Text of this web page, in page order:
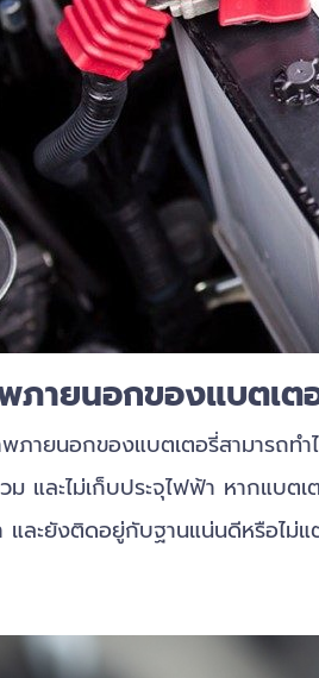
ภายนอกของแบตเต
ยนอกของแบตเตอรี่สามารถทำไ
วม และไม่เก็บประจุไฟฟ้า หากแ
และยังติดอยู่กับฐานแน่นดีหรือไม่